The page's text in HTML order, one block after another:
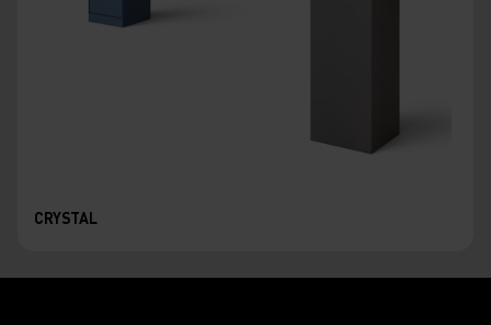
CRYSTAL